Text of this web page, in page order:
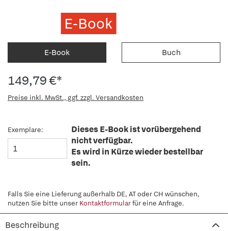
E-Book
E-Book Buch
149,79 €*
Preise inkl. MwSt., ggf. zzgl. Versandkosten
Exemplare:
Dieses E-Book ist vorübergehend
nicht verfügbar.
Es wird in Kürze wieder bestellbar
sein.
Falls Sie eine Lieferung außerhalb DE, AT oder CH wünschen,
nutzen Sie bitte unser Kontaktformularfür eine Anfrage.
Beschreibung